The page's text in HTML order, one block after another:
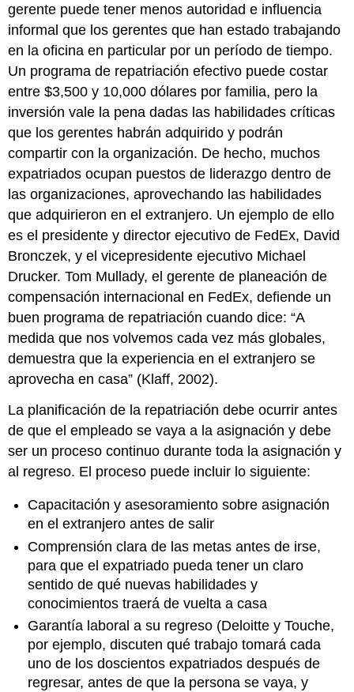
gerente puede tener menos autoridad e influencia
informal que los gerentes que han estado trabajando
en la oficina en particular por un período de tiempo.
Un programa de repatriación efectivo puede costar
entre $3,500 y 10,000 dólares por familia, pero la
inversión vale la pena dadas las habilidades críticas
que los gerentes habrán adquirido y podrán
compartir con la organización. De hecho, muchos
expatriados ocupan puestos de liderazgo dentro de
las organizaciones, aprovechando las habilidades
que adquirieron en el extranjero. Un ejemplo de ello
es el presidente y director ejecutivo de FedEx, David
Bronczek, y el vicepresidente ejecutivo Michael
Drucker. Tom Mullady, el gerente de planeación de
compensación internacional en FedEx, defiende un
buen programa de repatriación cuando dice: “A
medida que nos volvemos cada vez más globales,
demuestra que la experiencia en el extranjero se
aprovecha en casa” (Klaff, 2002).
La planificación de la repatriación debe ocurrir antes
de que el empleado se vaya a la asignación y debe
ser un proceso continuo durante toda la asignación y
al regreso. El proceso puede incluir lo siguiente:
Capacitación y asesoramiento sobre asignación
en el extranjero antes de salir
Comprensión clara de las metas antes de irse,
para que el expatriado pueda tener un claro
sentido de qué nuevas habilidades y
conocimientos traerá de vuelta a casa
Garantía laboral a su regreso (Deloitte y Touche,
por ejemplo, discuten qué trabajo tomará cada
uno de los doscientos expatriados después de
regresar, antes de que la persona se vaya, y